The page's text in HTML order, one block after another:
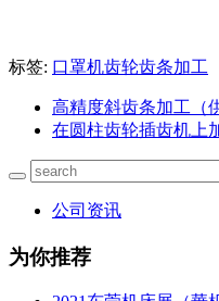
标签: 口罩机齿轮齿条加工
高精度斜齿条加工（
在圆柱齿轮插齿机上
公司资讯
为你推荐